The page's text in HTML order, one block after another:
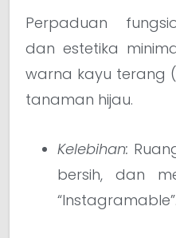
Perpaduan
dan estetika
warna kayu terang
tanaman hijau.
Kelebihan:
bersih, dan
“Instagramable”.